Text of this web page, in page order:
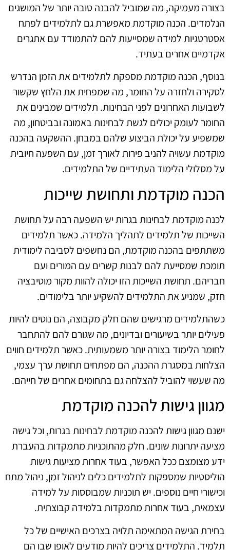
בצורה מעמיקה, מה שמוביל להבנה טובה יותר של המושגים
הנלמדים. הכנה מוקדמת מאפשרת גם לתלמידים לפתח
אסטרטגיות למידה שמסייעות להם להתמודד עם אתגרים
אקדמיים אחרים בעתיד.
בנוסף, הכנה מוקדמת מספקת לתלמידים את הזמן הנדרש
לסקירה ולחזרה על החומר, מה שמפחית את הלחץ שקשור
לשבועות האחרונים לפני הבחינות. תלמידים שמבינים את
החומר לעומק יכולים לגשת לבחינות באמונה ובביטחון, מה
שמשפיע על יכולת הביצוע שלהם במבחן. ההשקעה בהכנה
מוקדמת עשויה להניב פירות לאורך זמן, עם השפעה חיובית
על מסלולי הלימוד העתידיים של התלמידים.
הכנה מוקדמת ותחושת שייכות
לכנה מוקדמת לבחינות בגרות יש השפעה רבה על תחושת
השייכות של תלמידים לתהליך הלמידה. כאשר תלמידים
משתתפים בהכנה מוקדמת, הם נחשפים לסביבה לימודית
תומכת שמסייעת להם לבנות קשרים עם המורים ועם
חבריהם. תחושת השייכות הזו יכולה להוות מקור מוטיבציה
חזק, שמניע את התלמידים להשקיע יותר בלימודים.
כשהתלמידים מרגישים שהם חלק מקבוצה, הם נוטים להיות
פעילים יותר בשיעורים ובדיונים, מה שגורם להם להתחבר
לחומר הלימוד בצורה יותר משמעותית. כאשר תלמידים חווים
הצלחות במסגרת ההכנה, הם מפתחים תחושת ערך עצמי,
מה שעשוי להוביל להצלחה גם בתחומים אחרים של חייהם.
מגוון גישות להכנה מוקדמת
ישנם מגוון גישות להכנה מוקדמת לבחינות בגרות, וכל גישה
מציעה יתרונות שונים. חלק מהתוכניות מתמקדות בהעברת
ידע מצומצם ככל האפשר, בעוד אחרות מציעות גישות
הוליסטיות שמספקות לתלמידים כלים לניהול זמן, ניהול מתח
וכישורי חיים נוספים. יש תוכניות שמבוססות על למידה
עצמאית, בעוד אחרות מתמקדות בלמידה קבוצתית.
בחירת הגישה המתאימה תלויה בצרכים האישיים של כל
תלמיד. התלמידים צריכים להיות מודעים לאופן שבו הם